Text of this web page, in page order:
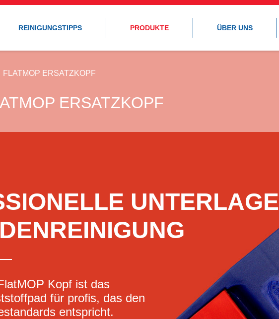
REINIGUNGSTIPPS PRODUKTE ÜBER UNS
FLATMOP ERSATZKOPF
ERSATZKOPF
UNTERLAGE
Kopf ist das
für profis, das den
entspricht.